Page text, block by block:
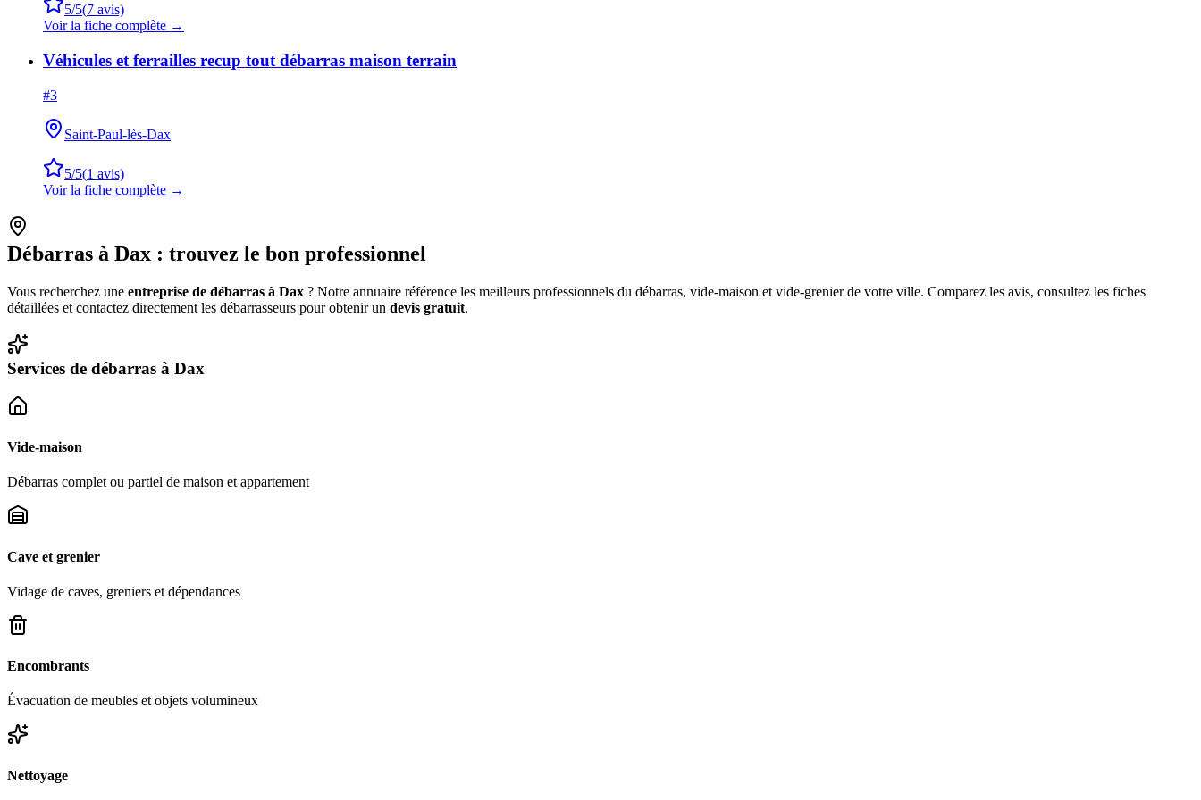
5/5(7 avis)
Voir la fiche complète →
Véhicules et ferrailles recup tout débarras maison terrain
#3
Saint-Paul-lès-Dax
5/5(1 avis)
Voir la fiche complète →
Débarras à Dax : trouvez le bon professionnel
Vous recherchez une entreprise de débarras à Dax ? Notre annuaire référence les meilleurs professionnels du débarras, vide-maison et vide-grenier de votre ville. Comparez les avis, consultez les fiches
détaillées et contactez directement les débarrasseurs pour obtenir un devis gratuit.
Services de débarras à Dax
Vide-maison
Débarras complet ou partiel de maison et appartement
Cave et grenier
Vidage de caves, greniers et dépendances
Encombrants
Évacuation de meubles et objets volumineux
Nettoyage